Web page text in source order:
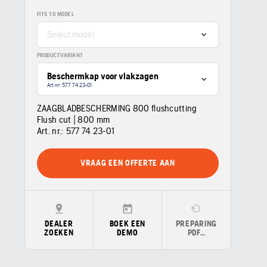
FITS TO MODEL
Select model
PRODUCTVARIANT
Beschermkap voor vlakzagen
Art nr: 577 74 23‑01
ZAAGBLADBESCHERMING 800 flushcutting
Flush cut | 800 mm
Art. nr.: 577 74 23‑01
VRAAG EEN OFFERTE AAN
DEALER
ZOEKEN
BOEK EEN
DEMO
PREPARING
PDF…